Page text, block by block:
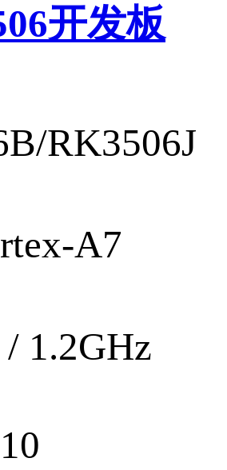
开发板
RK3506J
A7
1.2GHz